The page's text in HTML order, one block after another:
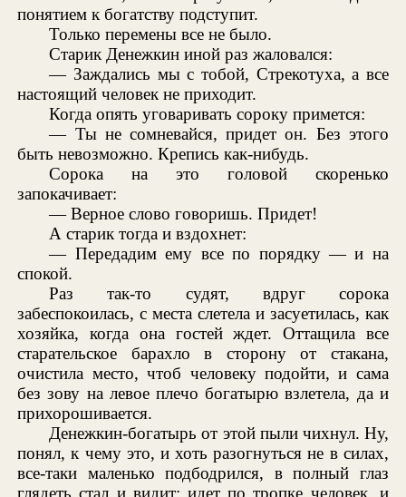
понятием к богатству подступит.
Только перемены все не было.
Старик Денежкин иной раз жаловался:
— Заждались мы с тобой, Стрекотуха, а все
настоящий человек не приходит.
Когда опять уговаривать сороку примется:
— Ты не сомневайся, придет он. Без этого
быть невозможно. Крепись как-нибудь.
Сорока на это головой скоренько
запокачивает:
— Верное слово говоришь. Придет!
А старик тогда и вздохнет:
— Передадим ему все по порядку — и на
спокой.
Раз так-то судят, вдруг сорока
забеспокоилась, с места слетела и засуетилась, как
хозяйка, когда она гостей ждет. Оттащила все
старательское барахло в сторону от стакана,
очистила место, чтоб человеку подойти, и сама
без зову на левое плечо богатырю взлетела, да и
прихорошивается.
Денежкин-богатырь от этой пыли чихнул. Ну,
понял, к чему это, и хоть разогнуться не в силах,
все-таки маленько подбодрился, в полный глаз
глядеть стал и видит: идет по тропке человек, и